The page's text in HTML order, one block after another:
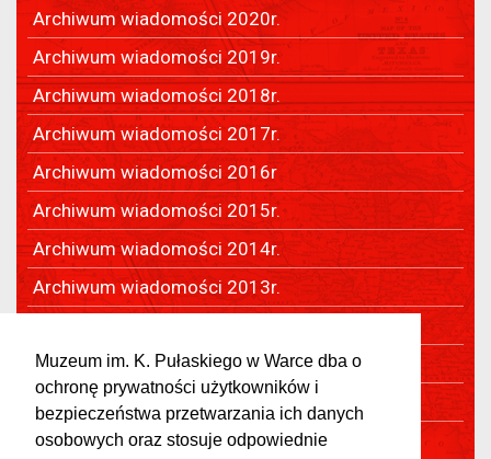
Muzeum im. K. Pułaskiego w Warce dba o
ochronę prywatności użytkowników i
bezpieczeństwa przetwarzania ich danych
osobowych oraz stosuje odpowiednie
Archiwum wiadomości 2020r.
Archiwum wiadomości 2019r.
Archiwum wiadomości 2018r.
Archiwum wiadomości 2017r.
Archiwum wiadomości 2016r
Archiwum wiadomości 2015r.
Archiwum wiadomości 2014r.
Archiwum wiadomości 2013r.
Archiwum wiadomości 2011r.
Archiwum wiadomości 2010r.
Archiwum wiadomości 2009r.